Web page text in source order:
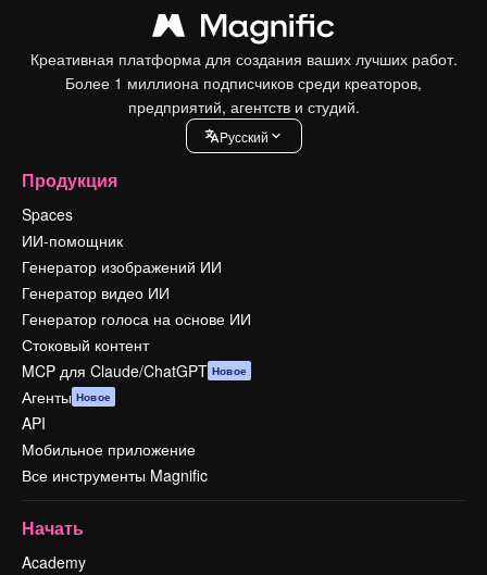
Креативная платформа для создания ваших лучших работ.
Более 1 миллиона подписчиков среди креаторов,
предприятий, агентств и студий.
Pусский
Продукция
Spaces
ИИ-помощник
Генератор изображений ИИ
Генератор видео ИИ
Генератор голоса на основе ИИ
Стоковый контент
MCP для Claude/ChatGPT Новое
Агенты Новое
API
Мобильное приложение
Все инструменты Magnific
Начать
Academy